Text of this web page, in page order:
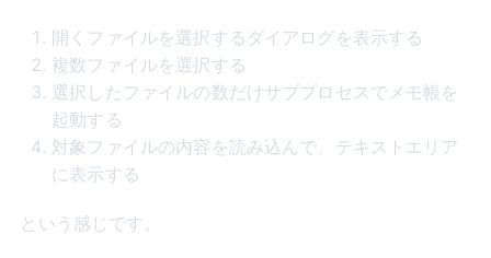
開くファイルを選択するダイアログを表示する
複数ファイルを選択する
選択したファイルの数だけサブプロセスでメモ帳を
起動する
対象ファイルの内容を読み込んで、テキストエリア
に表示する
という感じです。